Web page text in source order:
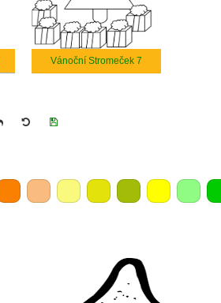
Vánoční Stromeček 7